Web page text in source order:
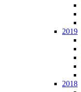
2019
2018